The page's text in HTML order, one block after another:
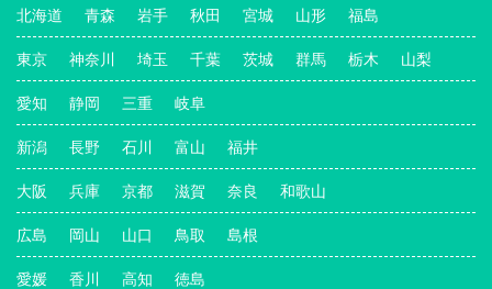
北海道 青森 岩手 秋田 宮城 山形 福島
東京 神奈川 埼玉 千葉 茨城 群馬 栃木 山梨
愛知 静岡 三重 岐阜
新潟 長野 石川 富山 福井
大阪 兵庫 京都 滋賀 奈良 和歌山
広島 岡山 山口 鳥取 島根
愛媛 香川 高知 徳島